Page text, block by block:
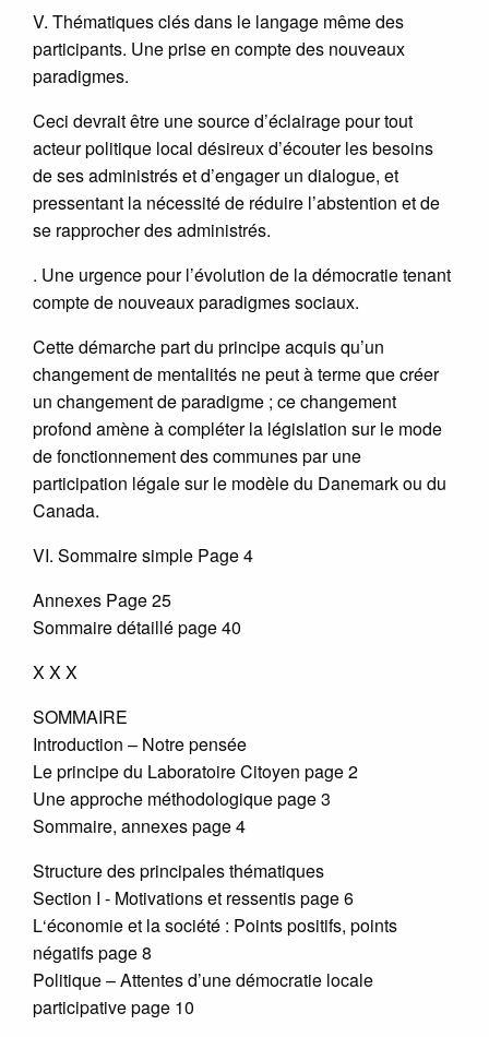
V. Thématiques clés dans le langage même des
participants. Une prise en compte des nouveaux
paradigmes.
Ceci devrait être une source d’éclairage pour tout
acteur politique local désireux d’écouter les besoins
de ses administrés et d’engager un dialogue, et
pressentant la nécessité de réduire l’abstention et de
se rapprocher des administrés.
. Une urgence pour l’évolution de la démocratie tenant
compte de nouveaux paradigmes sociaux.
Cette démarche part du principe acquis qu’un
changement de mentalités ne peut à terme que créer
un changement de paradigme ; ce changement
profond amène à compléter la législation sur le mode
de fonctionnement des communes par une
participation légale sur le modèle du Danemark ou du
Canada.
VI. Sommaire simple Page 4
Annexes Page 25
Sommaire détaillé page 40
X X X
SOMMAIRE
Introduction – Notre pensée
Le principe du Laboratoire Citoyen page 2
Une approche méthodologique page 3
Sommaire, annexes page 4
Structure des principales thématiques
Section I - Motivations et ressentis page 6
L‘économie et la société : Points positifs, points
négatifs page 8
Politique – Attentes d’une démocratie locale
participative page 10